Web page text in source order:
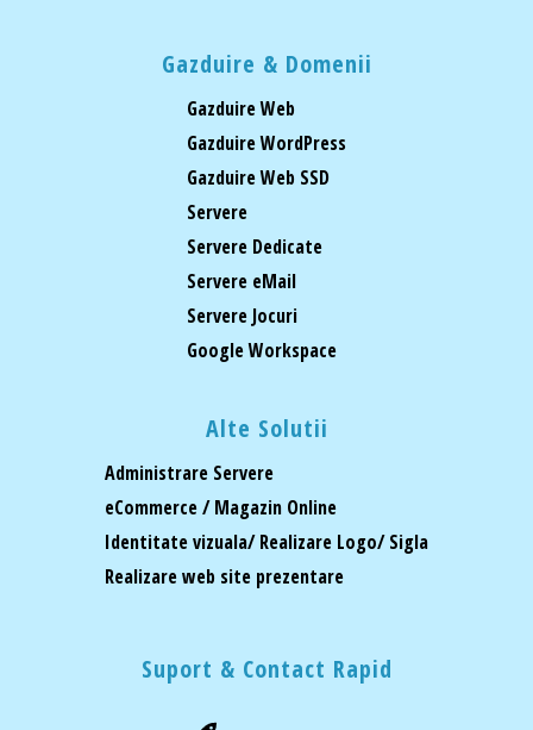
Gazduire & Domenii
Gazduire Web
Gazduire WordPress
Gazduire Web SSD
Servere
Servere Dedicate
Servere eMail
Servere Jocuri
Google Workspace
Alte Solutii
Administrare Servere
eCommerce / Magazin Online
Identitate vizuala/ Realizare Logo/ Sigla
Realizare web site prezentare
Suport & Contact Rapid